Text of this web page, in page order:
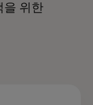
을 위한